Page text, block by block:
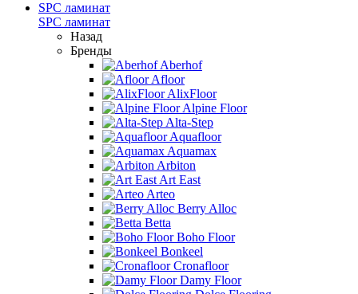
SPC ламинат
SPC ламинат
Назад
Бренды
Aberhof
Afloor
AlixFloor
Alpine Floor
Alta-Step
Aquafloor
Aquamax
Arbiton
Art East
Arteo
Berry Alloc
Betta
Boho Floor
Bonkeel
Cronafloor
Damy Floor